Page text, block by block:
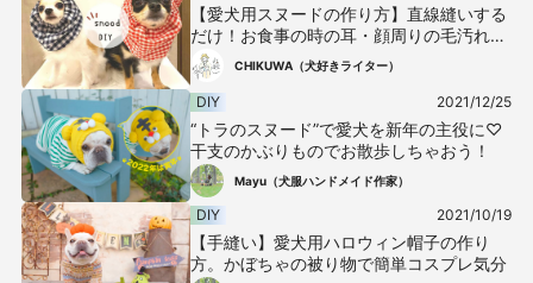
【愛犬用スヌードの作り方】直線縫いする
だけ！お食事の時の耳・顔周りの毛汚れ防
止にお手軽DIY
CHIKUWA（犬好きライター）
DIY 2021/12/25
“トラのスヌード”で愛犬を新年の主役に♡
干支のかぶりものでお散歩しちゃおう！
Mayu（犬服ハンドメイド作家）
DIY 2021/10/19
【手縫い】愛犬用ハロウィン帽子の作り
方。かぼちゃの被り物で簡単コスプレ気分